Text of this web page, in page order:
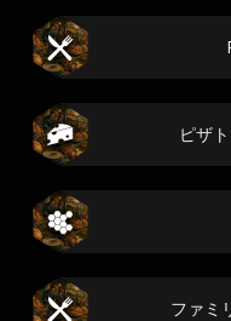
ピザ
ファミ